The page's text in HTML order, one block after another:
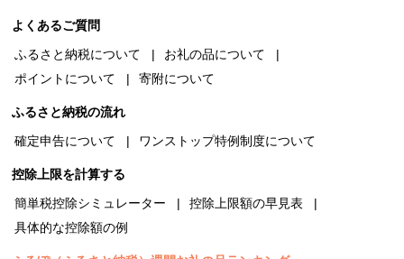
よくあるご質問
ふるさと納税について
お礼の品について
ポイントについて
寄附について
ふるさと納税の流れ
確定申告について
ワンストップ特例制度について
控除上限を計算する
簡単税控除シミュレーター
控除上限額の早見表
具体的な控除額の例